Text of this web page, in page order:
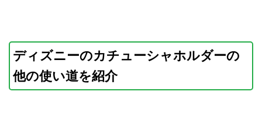
ディズニーのカチューシャホルダーの
他の使い道を紹介